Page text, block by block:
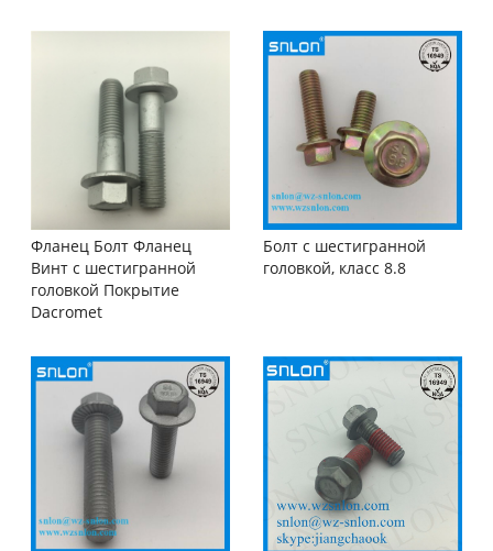
Фланец Болт Фланец
Винт с шестигранной
головкой Покрытие
Dacromet
Болт с шестигранной
головкой, класс 8.8